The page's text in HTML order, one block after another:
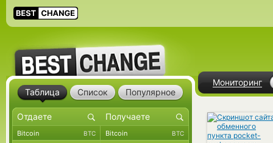
Мониторинг
Таблица Список Популярное
Bitcoin BTC Bitcoin BTC